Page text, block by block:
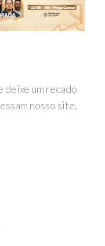
um recado
nosso site,